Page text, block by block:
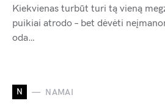
Kiekvienas turbūt turi tą vieną
puikiai atrodo – bet dėvėti
oda…
N NAMAI